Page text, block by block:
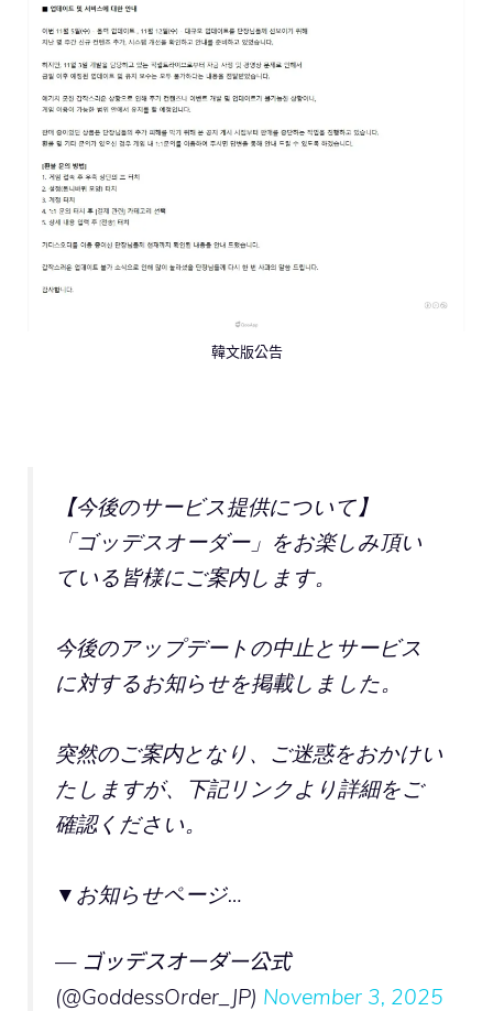
韓文版公告
【今後のサービス提供について】
「ゴッデスオーダー」をお楽しみ頂い
ている皆様にご案内します。
今後のアップデートの中止とサービス
に対するお知らせを掲載しました。
突然のご案内となり、ご迷惑をおかけい
たしますが、下記リンクより詳細をご
確認ください。
▼お知らせページ…
— ゴッデスオーダー公式
(@GoddessOrder_JP) November 3, 2025